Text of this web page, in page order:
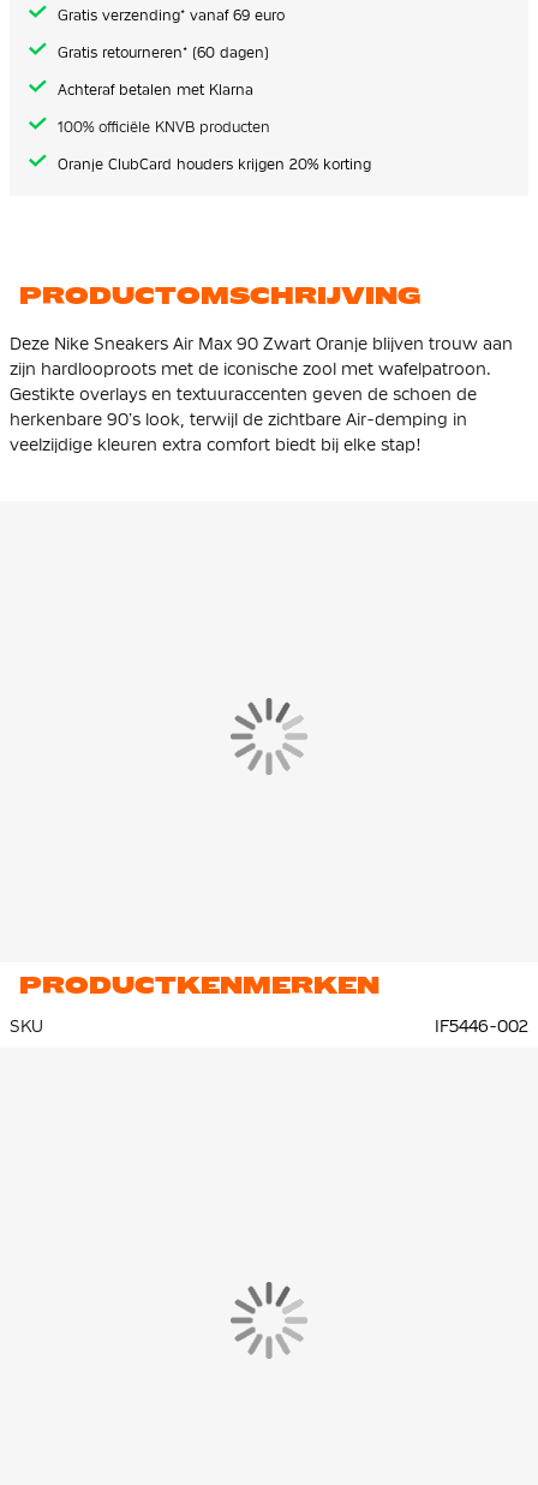
Gratis verzending* vanaf 69 euro
Gratis retourneren* (60 dagen)
Achteraf betalen met Klarna
100% officiële KNVB producten
Oranje ClubCard houders krijgen 20% korting
PRODUCTOMSCHRIJVING
Deze Nike Sneakers Air Max 90 Zwart Oranje blijven trouw aan
zijn hardlooproots met de iconische zool met wafelpatroon.
Gestikte overlays en textuuraccenten geven de schoen de
herkenbare 90’s look, terwijl de zichtbare Air-demping in
veelzijdige kleuren extra comfort biedt bij elke stap!
PRODUCTKENMERKEN
SKU IF5446-002